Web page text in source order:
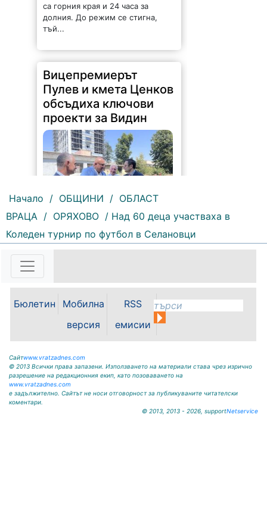
долния. До режим се стигна,
тъй...
Вицепремиерът
Пулев и кмета Ценков
обсъдиха ключови
проекти за Видин
177 | 2026-08-05 16:17:12
Възможностите за привличане на
инвестиции, развитието на
на Видин като индустриален
център бяха във фокуса на
работната среща между кмета на
Община Видин д-р Цветан
Ценков,...
Начало / ОБЩИНИ / ОБЛАСТ
ВРАЦА / ОРЯХОВО / Над 60 деца участваха в
Коледен турнир по футбол в Селановци
Бюлетин
Мобилна
версия
RSS
емисии
Сайтwww.vratzadnes.com
© 2013 Всички права запазени. Използването на материали става чрез изрично
разрешение на редакционния екип, като позоваването на
www.vratzadnes.com
е задължително. Сайтът не носи отговорност за публикуваните читателски
коментари.
© 2013, 2013 - 2026, supportNetservice